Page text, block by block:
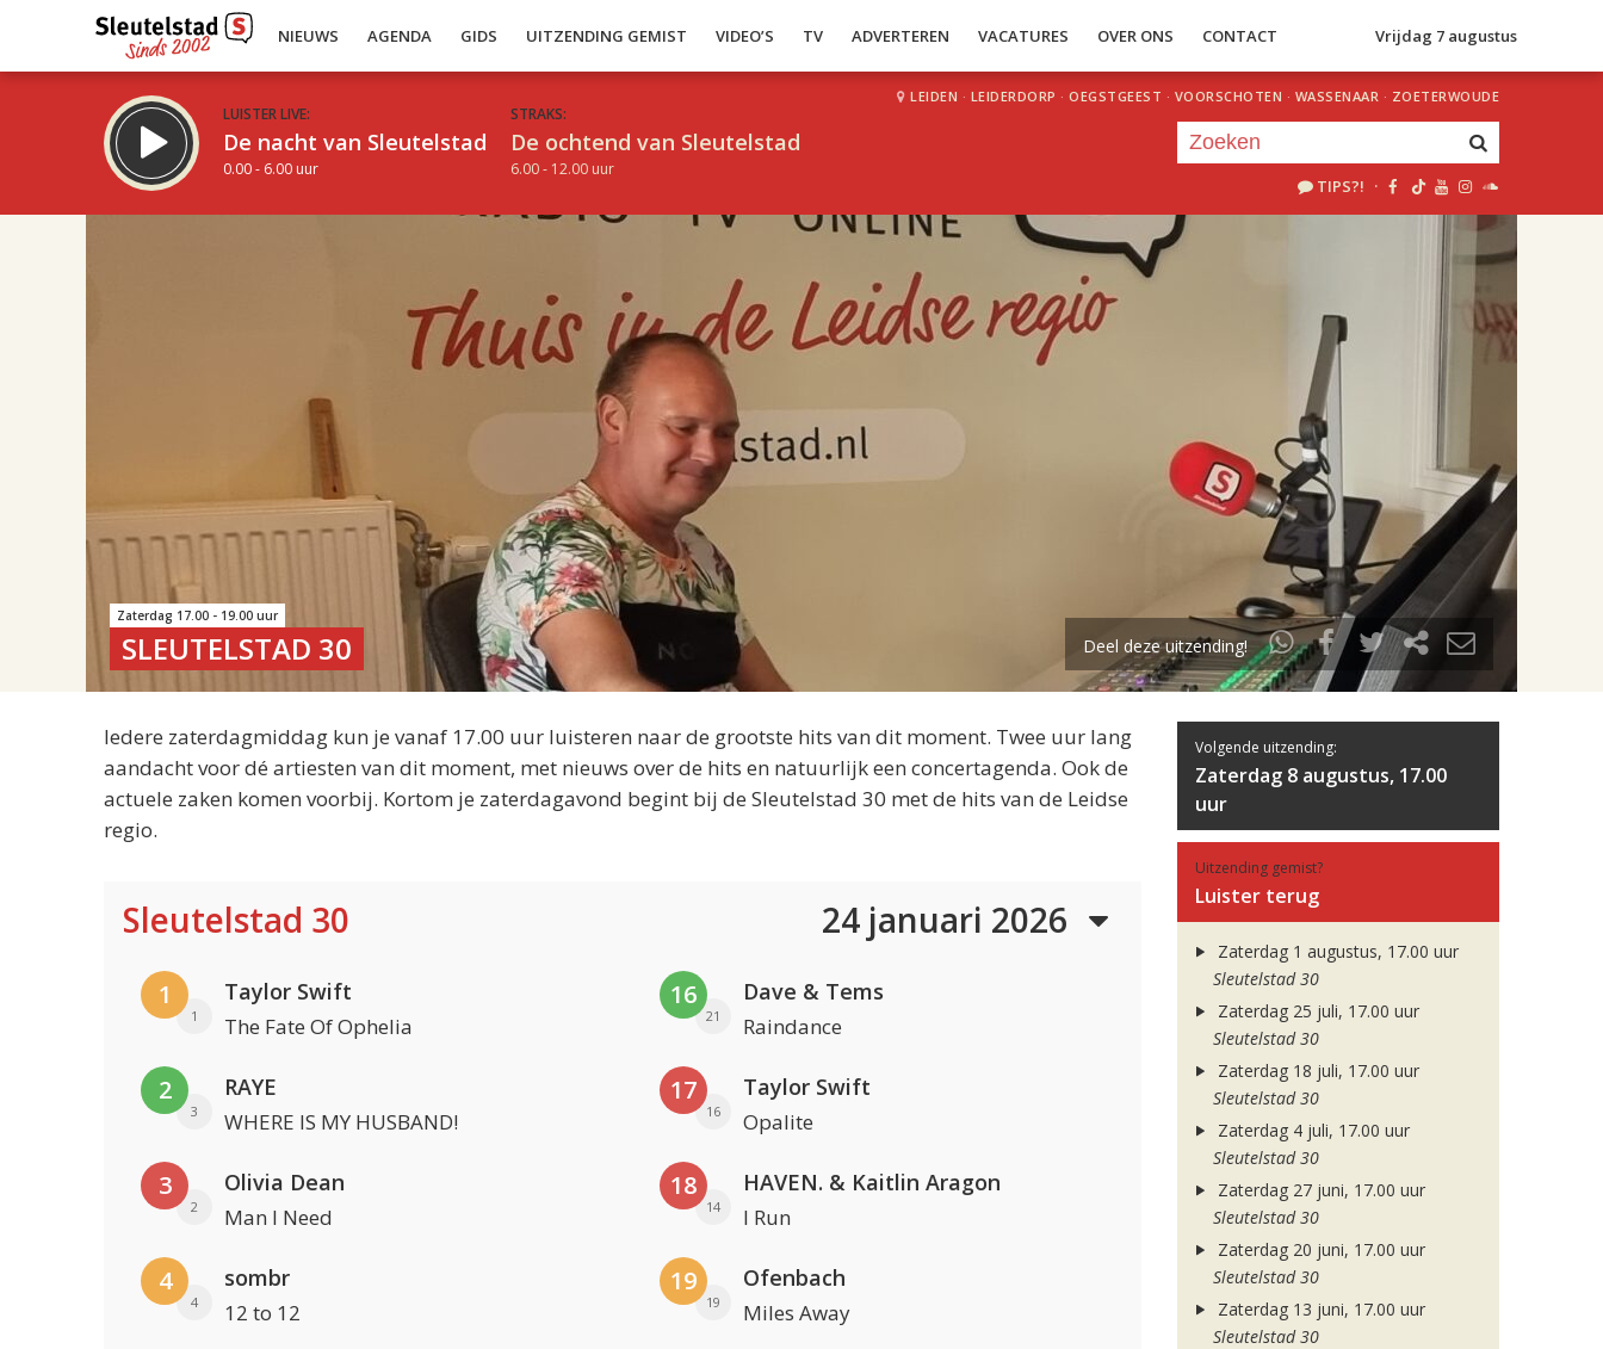
NIEUWS AGENDA GIDS UITZENDING GEMIST VIDEO’S TV ADVERTEREN VACATURES OVER ONS CONTACT Vrijdag 7 augustus
LUISTER LIVE:
De nacht van Sleutelstad
0.00 - 6.00 uur
STRAKS:
De ochtend van Sleutelstad
6.00 - 12.00 uur
LEIDEN · LEIDERDORP · OEGSTGEEST · VOORSCHOTEN · WASSENAAR · ZOETERWOUDE
TIPS?! ·
uur 1 van 2
Volgend uur
Zaterdag 17.00 - 19.00 uur
SLEUTELSTAD 30 Deel deze uitzending!
Iedere zaterdagmiddag kun je vanaf 17.00 uur luisteren naar de grootste hits van dit moment. Twee uur lang
aandacht voor dé artiesten van dit moment, met nieuws over de hits en natuurlijk een concertagenda. Ook de
actuele zaken komen voorbij. Kortom je zaterdagavond begint bij de Sleutelstad 30 met de hits van de Leidse
regio.
Sleutelstad 30 24 januari 2026
1
1
Taylor Swift
The Fate Of Ophelia
2
3
RAYE
WHERE IS MY HUSBAND!
3
2
Olivia Dean
Man I Need
4
4
sombr
12 to 12
16
21
Dave & Tems
Raindance
17
16
Taylor Swift
Opalite
18
14
HAVEN. & Kaitlin Aragon
I Run
19
19
Ofenbach
Miles Away
Volgende uitzending:
Zaterdag 8 augustus, 17.00
uur
Uitzending gemist?
Luister terug
Zaterdag 1 augustus, 17.00 uur
Sleutelstad 30
Zaterdag 25 juli, 17.00 uur
Sleutelstad 30
Zaterdag 18 juli, 17.00 uur
Sleutelstad 30
Zaterdag 4 juli, 17.00 uur
Sleutelstad 30
Zaterdag 27 juni, 17.00 uur
Sleutelstad 30
Zaterdag 20 juni, 17.00 uur
Sleutelstad 30
Zaterdag 13 juni, 17.00 uur
Sleutelstad 30